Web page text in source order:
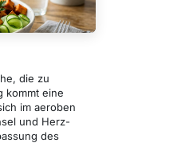
die zu
kommt eine
im aeroben
und Herz-
des